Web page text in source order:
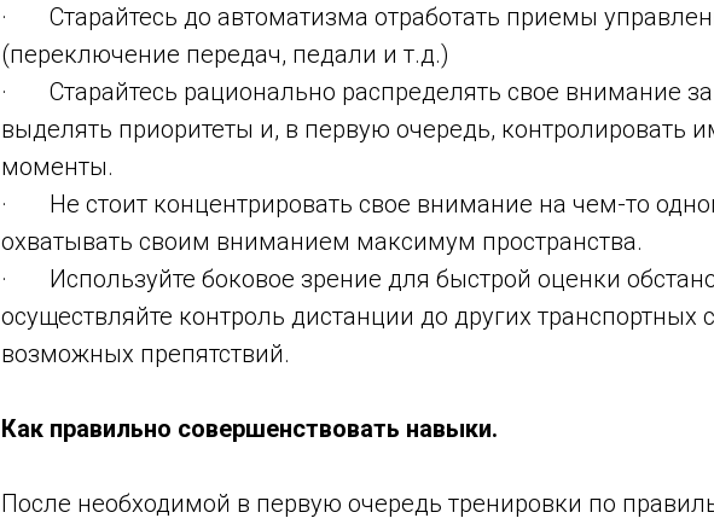
· Старайтесь до автоматизма отработать приемы
(переключение передач, педали и т.д.)
· Старайтесь рационально распределять свое внимание за
выделять приоритеты и, в первую очередь, контролировать
моменты.
· Не стоит концентрировать свое внимание на чем-то
охватывать своим вниманием максимум пространства.
· Используйте боковое зрение для быстрой оценки
осуществляйте контроль дистанции до других транспортных
возможных препятствий.
Как правильно совершенствовать навыки.
После необходимой в первую очередь тренировки по